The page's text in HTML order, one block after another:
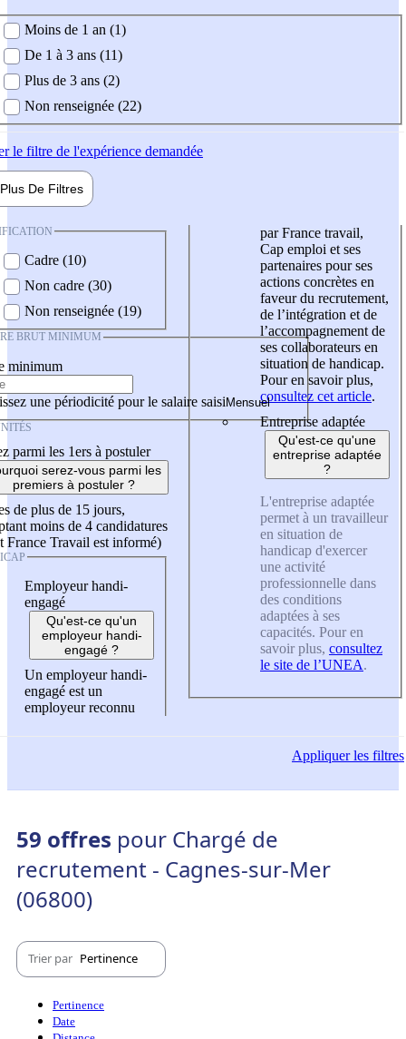
demandée
Moins de 1 an (1)
De 1 à 3 ans (11)
Plus de 3 ans (2)
Non renseignée (22)
le filtre de l'expérience demandée
Plus De Filtres
Cadre (10)
Non cadre (30)
Non renseignée (19)
BRUT MINIMUM
minimum
une périodicité pour le salaire saisi
parmi les 1ers à postuler
serez-vous parmi les
premiers à postuler ?
de plus de 15 jours,
moins de 4 candidatures
France Travail est informé)
Employeur handi-
engagé
Qu'est-ce qu'un
employeur handi-
engagé ?
Un employeur handi-
engagé est un
employeur reconnu
par France travail,
Cap emploi et ses
partenaires pour ses
actions concrètes en
faveur du recrutement,
de l’intégration et de
l’accompagnement de
ses collaborateurs en
situation de handicap.
Pour en savoir plus,
consultez cet article.
Entreprise adaptée
Qu'est-ce qu'une
entreprise adaptée
?
L'entreprise adaptée
permet à un travailleur
en situation de
handicap d'exercer
une activité
professionnelle dans
des conditions
adaptées à ses
capacités. Pour en
savoir plus, consultez
le site de l’UNEA.
Appliquerles filtres
59 offres pour Chargé de
recrutement - Cagnes-sur-Mer
(06800)
Trier par Pertinence
Pertinence
Date